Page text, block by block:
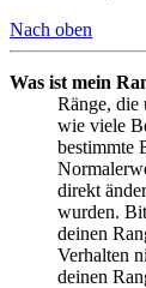
Nach oben
Was ist mein
Ränge, die
wie viele
bestimmte
direkt
wurden.
deinen
Verhalten
deinen